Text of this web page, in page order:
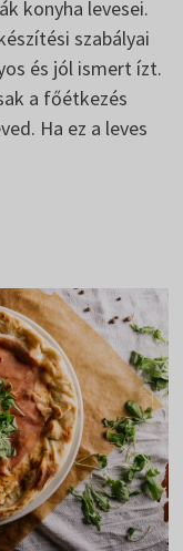
konyha levesei.
szabályai
és jól ismert ízt.
a főétkezés
Ha ez a leves